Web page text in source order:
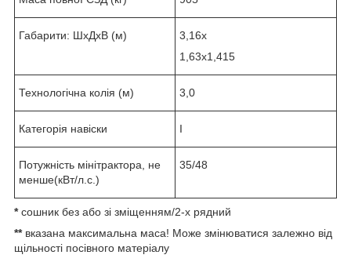
Габарити: ШхДхВ (м)
3,16х
1,63х1,415
Технологічна колія (м) 3,0
Категорія навіски І
Потужність мінітрактора, не
менше(кВт/л.с.)
35/48
*сошник без або зі зміщенням/2-х рядний
**вказана максимальна маса! Може змінюватися залежно від
щільності посівного матеріалу